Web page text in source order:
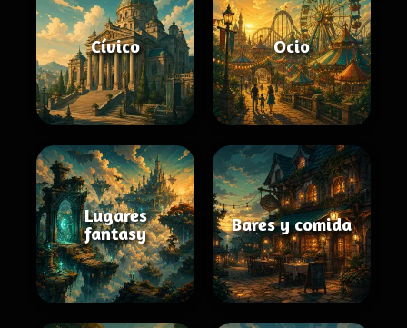
Cívico Ocio
Lugares
fantasy
Bares y comida